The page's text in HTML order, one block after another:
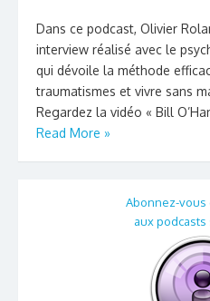
Dans ce podcast, Olivier
interview réalisé avec le
qui dévoile la méthode
traumatismes et vivre sans
Regardez la vidéo « Bill
Read More »
Abonnez-
aux podcasts